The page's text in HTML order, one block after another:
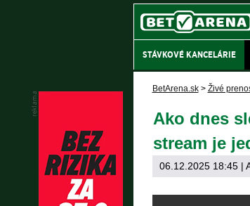
STÁVKOVÉ KANCELÁRIE
BetArena.sk > Živé
Ako dnes
stream je
06.12.2025 18:45|